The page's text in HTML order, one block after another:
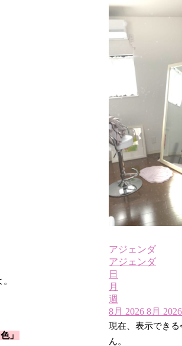
」
アジェンダ
アジェンダ
日
月
週
8月 2026 8月 2026
現在、表示でき
ん。